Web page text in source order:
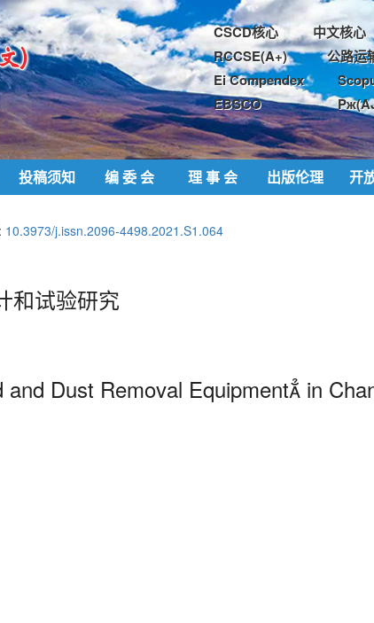
CSCD核心 中文核心
RCCSE(A+)
公路运
Ei Compendex
EBSCO
投稿须知 编 委 会 理 事 会 出版伦理 开
10.3973/j.issn.2096-4498.2021.S1.064
和试验研究
Dust Removal Equipmentin